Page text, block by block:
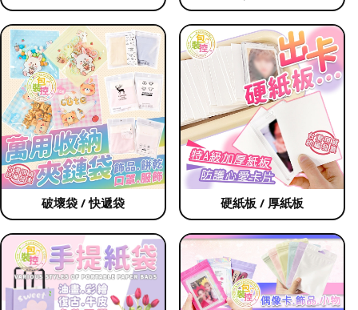
破壞袋 / 快遞袋 硬紙板 / 厚紙板